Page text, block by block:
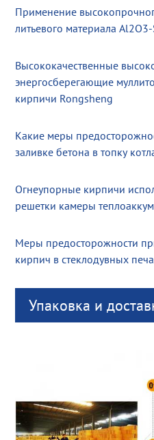
Применение
литьевого материала Al2O3-
Высококачественные
энергосберегающие
кирпичи Rongsheng
Какие меры
заливке бетона в топку
Огнеупорные кирпичи
решетки камеры
Меры предосторожности
кирпич в стеклодувных
Упаковка и